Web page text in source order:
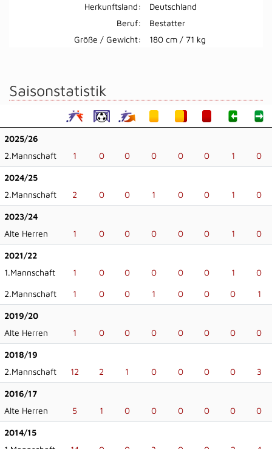
Herkunftsland:
Deutschland
Beruf:
Bestatter
Größe / Gewicht:
180 cm / 71 kg
Saisonstatistik
2025/26
2.Mannschaft
1 0 0 0 0 0 1 0
2024/25
2.Mannschaft
2 0 0 1 0 0 1 0
2023/24
Alte Herren
1 0 0 0 0 0 1 0
2021/22
1.Mannschaft
1 0 0 0 0 0 1 0
2.Mannschaft 1 0 0 1 0 0 0 1
2019/20
Alte Herren
1 0 0 0 0 0 0 0
2018/19
2.Mannschaft
12 2 1 0 0 0 0 3
2016/17
Alte Herren
5 1 0 0 0 0 0 0
2014/15